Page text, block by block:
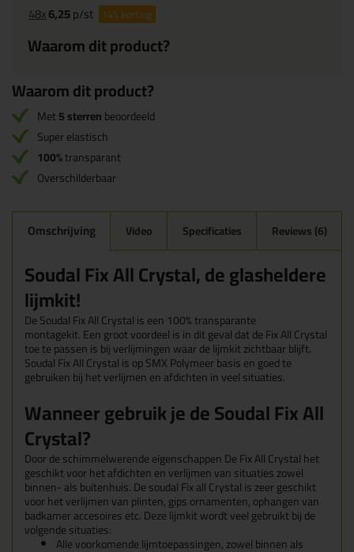
48x6,25p/st 14%korting
Waarom dit product?
Waarom dit product?
Met5 sterrenbeoordeeld
Super elastisch
100%transparant
Overschilderbaar
Omschrijving Video Specificaties Reviews (6)
Soudal Fix All Crystal, de glasheldere
lijmkit!
De Soudal Fix All Crystal is een 100% transparante
montagekit. Een groot voordeel is in dit geval dat de Fix All Crystal
toe te passen is bij verlijmingen waar de lijmkit zichtbaar blijft.
Soudal Fix All Crystal is op SMX Polymeer basis en goed te
gebruiken bij het verlijmen en afdichten in veel situaties.
Wanneer gebruik je de Soudal Fix All
Crystal?
Door de schimmelwerende eigenschappen De Fix All Crystal het
geschikt voor het afdichten en verlijmen van situaties zowel
binnen- als buitenhuis. De soudal Fix all Crystal is zeer geschikt
voor het verlijmen van plinten, gips ornamenten, ophangen van
badkamer accesoires etc. Deze lijmkit wordt veel gebruikt bij de
volgende situaties:
Alle voorkomende lijmtoepassingen, zowel binnen als